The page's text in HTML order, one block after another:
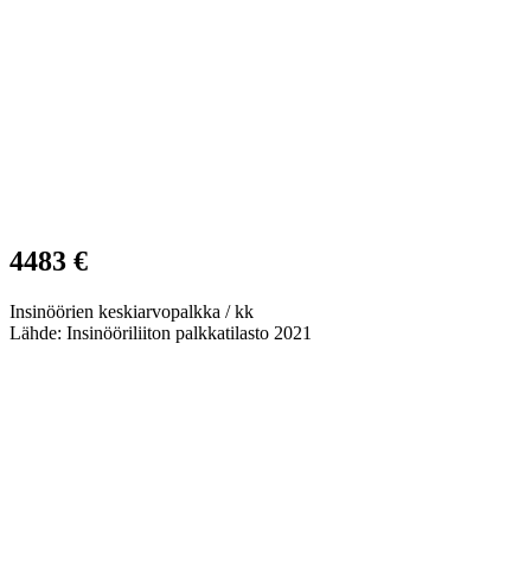
4483 €
Insinöörien keskiarvopalkka / kk
Lähde: Insinööriliiton palkkatilasto 2021